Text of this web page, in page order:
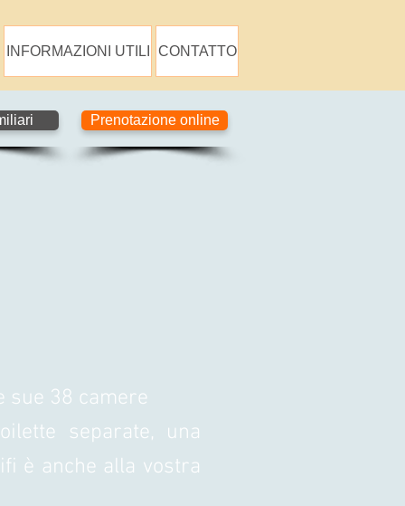
INFORMAZIONI UTILI CONTATTO
Prenotazione online
sue 38 camere
separate, una
è anche alla vostra